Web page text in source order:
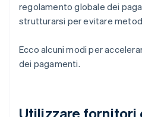
regolamento globale dei
strutturarsi per evitare
Ecco alcuni modi per
dei pagamenti.